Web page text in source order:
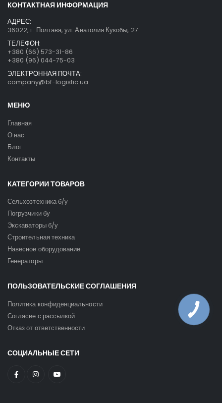
КОНТАКТНАЯ ИНФОРМАЦИЯ
АДРЕС:
36022, г. Полтава, ул. Анатолия Кукобы, 27
ТЕЛЕФОН:
+380 (66) 573-31-86
+380 (96) 044-75-03
ЭЛЕКТРОННАЯ ПОЧТА:
company@bf-logistic.ua
МЕНЮ
Главная
О нас
Блог
Контакты
КАТЕГОРИИ ТОВАРОВ
Сельхозтехника б/у
Погрузчики бу
Экскаваторы б/у
Строительная техника
Навесное оборудование
Генераторы
ПОЛЬЗОВАТЕЛЬСКИЕ СОГЛАШЕНИЯ
Политика конфиденциальности
Согласие с рассылкой
Отказ от ответственности
СОЦИАЛЬНЫЕ СЕТИ